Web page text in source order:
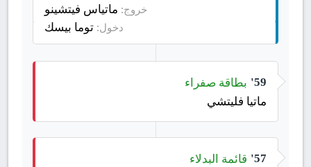
خروج: ماتياس فيتشينو
دخول: توما بيسك
59' بطاقة صفراء
ماتيا فليتشي
57' قائمة البدلاء